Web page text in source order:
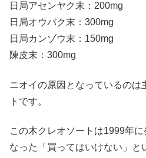
日局アセンヤク末：200mg
日局オウバク末：300mg
日局カンゾウ末：150mg
陳皮末：300mg
ニオイの原因となっているのは
トです。
この木クレオソートは1999年
なった「買ってはいけない」と